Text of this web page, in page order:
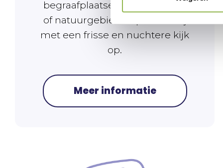
begraafplaatsen, winkelcentra
of natuurgebieden pakken wij
met een frisse en nuchtere kijk
op.
Meer informatie